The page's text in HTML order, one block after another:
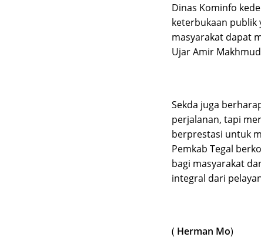
Dinas Kominfo
keterbukaan publik
masyarakat dapat
Ujar Amir Makhmud
Sekda juga
perjalanan, tapi
berprestasi untuk
Pemkab Tegal
bagi masyarakat
integral dari
( Herman Mo)